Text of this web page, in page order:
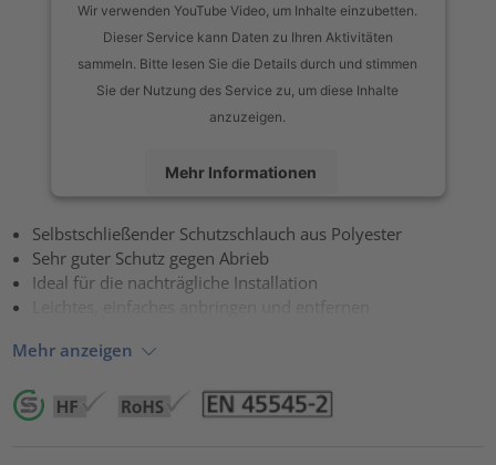
Wir verwenden YouTube Video, um Inhalte einzubetten.
Dieser Service kann Daten zu Ihren Aktivitäten
sammeln. Bitte lesen Sie die Details durch und stimmen
Sie der Nutzung des Service zu, um diese Inhalte
anzuzeigen.
Mehr Informationen
Akzeptieren
powered byUsercentrics Consent Management Platform
Selbstschließender Schutzschlauch aus Polyester
Sehr guter Schutz gegen Abrieb
Ideal für die nachträgliche Installation
Leichtes, einfaches anbringen und entfernen
Mehr anzeigen